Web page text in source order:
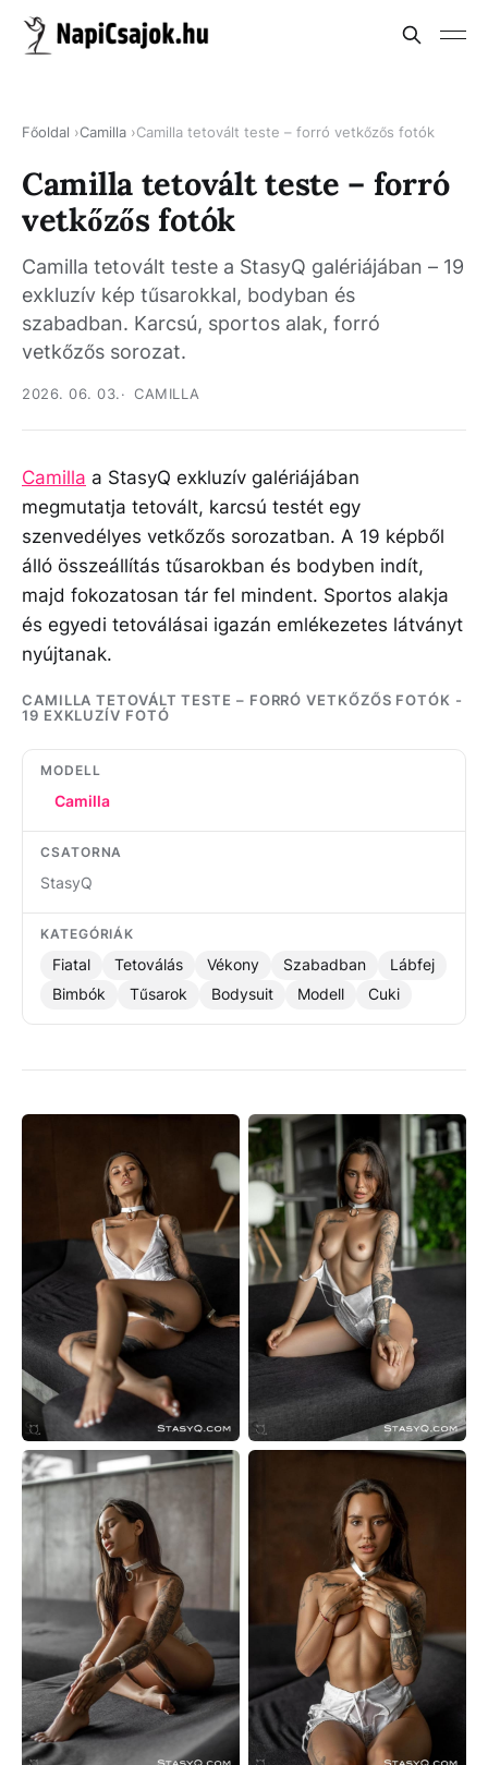
Főoldal Camilla Camilla tetovált teste – forró vetkőzős fotók
Camilla tetovált teste – forró
vetkőzős fotók
Camilla tetovált teste a StasyQ galériájában – 19
exkluzív kép tűsarokkal, bodyban és
szabadban. Karcsú, sportos alak, forró
vetkőzős sorozat.
2026. 06. 03. CAMILLA
Camilla a StasyQ exkluzív galériájában
megmutatja tetovált, karcsú testét egy
szenvedélyes vetkőzős sorozatban. A 19 képből
álló összeállítás tűsarokban és bodyben indít,
majd fokozatosan tár fel mindent. Sportos alakja
és egyedi tetoválásai igazán emlékezetes látványt
nyújtanak.
CAMILLA TETOVÁLT TESTE – FORRÓ VETKŐZŐS FOTÓK -
19 EXKLUZÍV FOTÓ
MODELL
Camilla
CSATORNA
StasyQ
KATEGÓRIÁK
Fiatal Tetoválás Vékony Szabadban
Lábfej
Bimbók
Tűsarok Bodysuit Modell Cuki